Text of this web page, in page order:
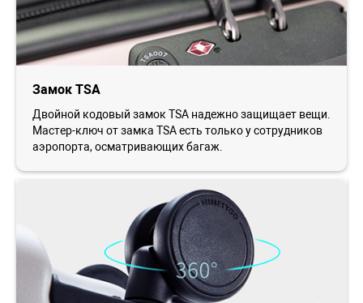
Замок TSA
Двойной кодовый замок TSA надежно защищает вещи.
Мастер-ключ от замка TSA есть только у сотрудников
аэропорта, осматривающих багаж.